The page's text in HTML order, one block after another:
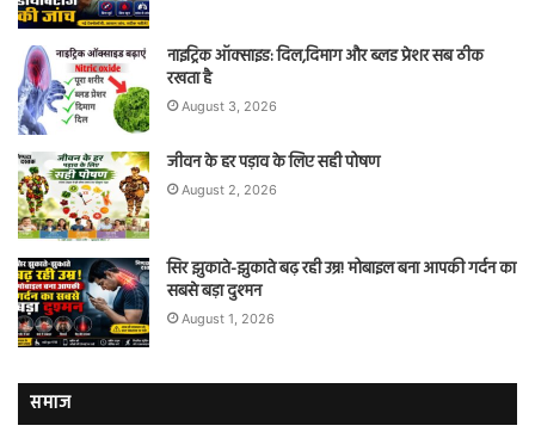
नाइट्रिक ऑक्साइड: दिल,दिमाग और ब्लड प्रेशर सब ठीक
रखता है
August 3, 2026
जीवन के हर पड़ाव के लिए सही पोषण
August 2, 2026
सिर झुकाते-झुकाते बढ़ रही उम्र! मोबाइल बना आपकी गर्दन का
सबसे बड़ा दुश्मन
August 1, 2026
समाज